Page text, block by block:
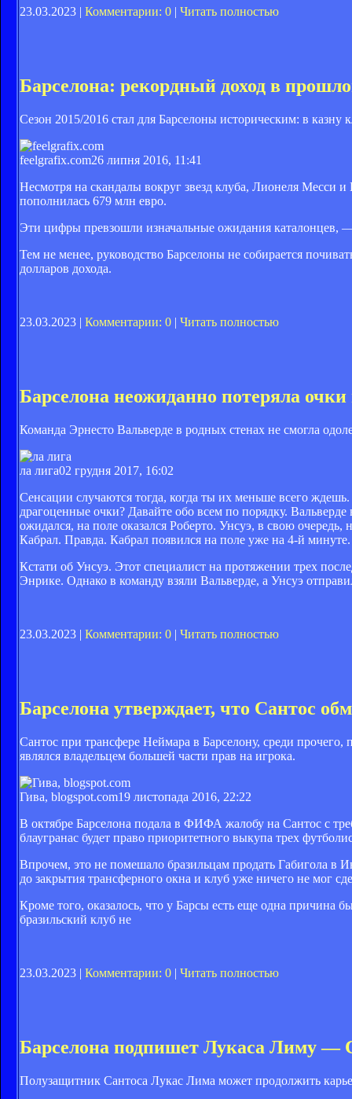
23.03.2023 | Комментарии: 0 Читать полностью
Барселона: рекордный доход в
Сезон 2015/2016 стал для Барселоны историческим: в казну
feelgrafix.com26 липня 2016, 11:41
Несмотря на скандалы вокруг звезд клуба, Лионеля Месси
пополнилась 679 млн евро.
Эти цифры превзошли изначальные ожидания каталонцев,
Тем не менее, руководство Барселоны не собирается
долларов дохода.
23.03.2023 | Комментарии: 0 | Читать полностью
Барселона неожиданно потеряла
Команда Эрнесто Вальверде в родных стенах не смогла
ла лига02 грудня 2017, 16:02
Сенсации случаются тогда, когда ты их меньше всего
драгоценные очки? Давайте обо всем по порядку.
ожидался, на поле оказался Роберто. Унсуэ, в свою
Кабрал. Правда. Кабрал появился на поле уже на 4-й
Кстати об Унсуэ. Этот специалист на протяжении трех
Энрике. Однако в команду взяли Вальверде, а Унсуэ
23.03.2023 | Комментарии: 0 | Читать полностью
Барселона утверждает, что Сантос
Сантос при трансфере Неймара в Барселону, среди
являлся владельцем большей части прав на игрока.
Гива, blogspot.com19 листопада 2016, 22:22
В октябре Барселона подала в ФИФА жалобу на Сантос с
блаугранас будет право приоритетного выкупа трех
Впрочем, это не помешало бразильцам продать Габигола в
до закрытия трансферного окна и клуб уже ничего не мог
Кроме того, оказалось, что у Барсы есть еще одна причина
бразильский клуб не
23.03.2023 | Комментарии: 0 | Читать полностью
Барселона подпишет Лукаса Лиму
Полузащитник Сантоса Лукас Лима может продолжить